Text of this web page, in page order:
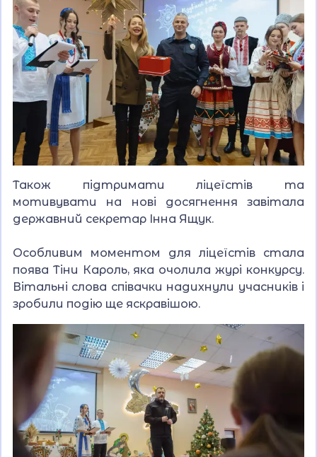
Також підтримати ліцеїстів та
мотивувати на нові досягнення завітала
державний секретар Інна Ящук.
Особливим моментом для ліцеїстів стала
поява Тіни Кароль, яка очолила журі конкурсу.
Вітальні слова співачки надихнули учасників і
зробили подію ще яскравішою.